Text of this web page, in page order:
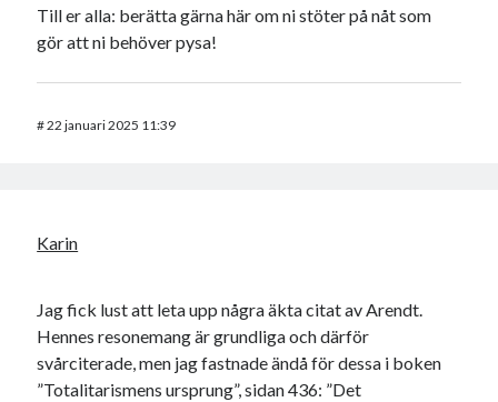
Till er alla: berätta gärna här om ni stöter på nåt som
gör att ni behöver pysa!
#22 januari 2025 11:39
Karin
Jag fick lust att leta upp några äkta citat av Arendt.
Hennes resonemang är grundliga och därför
svårciterade, men jag fastnade ändå för dessa i boken
”Totalitarismens ursprung”, sidan 436: ”Det